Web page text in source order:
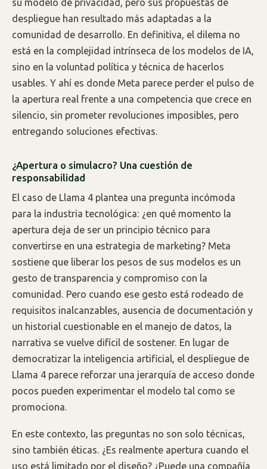
su modelo de privacidad, pero sus propuestas de
despliegue han resultado más adaptadas a la
comunidad de desarrollo. En definitiva, el dilema no
está en la complejidad intrínseca de los modelos de IA,
sino en la voluntad política y técnica de hacerlos
usables. Y ahí es donde Meta parece perder el pulso de
la apertura real frente a una competencia que crece en
silencio, sin prometer revoluciones imposibles, pero
entregando soluciones efectivas.
¿Apertura o simulacro? Una cuestión de
responsabilidad
El caso de Llama 4 plantea una pregunta incómoda
para la industria tecnológica: ¿en qué momento la
apertura deja de ser un principio técnico para
convertirse en una estrategia de marketing? Meta
sostiene que liberar los pesos de sus modelos es un
gesto de transparencia y compromiso con la
comunidad. Pero cuando ese gesto está rodeado de
requisitos inalcanzables, ausencia de documentación y
un historial cuestionable en el manejo de datos, la
narrativa se vuelve difícil de sostener. En lugar de
democratizar la inteligencia artificial, el despliegue de
Llama 4 parece reforzar una jerarquía de acceso donde
pocos pueden experimentar el modelo tal como se
promociona.
En este contexto, las preguntas no son solo técnicas,
sino también éticas. ¿Es realmente apertura cuando el
uso está limitado por el diseño? ¿Puede una compañía